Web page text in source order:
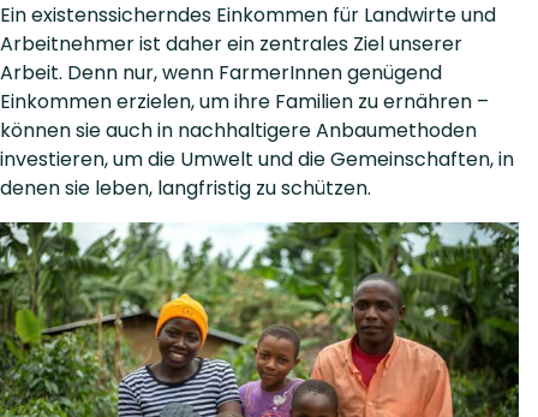
Ein existenssicherndes Einkommen für Landwirte und
Arbeitnehmer ist daher ein zentrales Ziel unserer
Arbeit. Denn nur, wenn FarmerInnen genügend
Einkommen erzielen, um ihre Familien zu ernähren –
können sie auch in nachhaltigere Anbaumethoden
investieren, um die Umwelt und die Gemeinschaften, in
denen sie leben, langfristig zu schützen.